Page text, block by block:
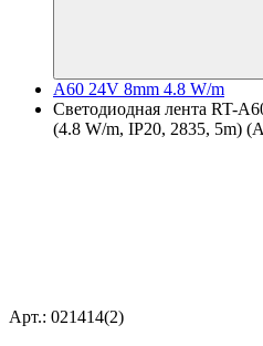
A60 24V 8mm 4.8 W/m
Светодиодная лента RT-
(4.8 W/m, IP20, 2835, 5m)
Арт.: 021414(2)